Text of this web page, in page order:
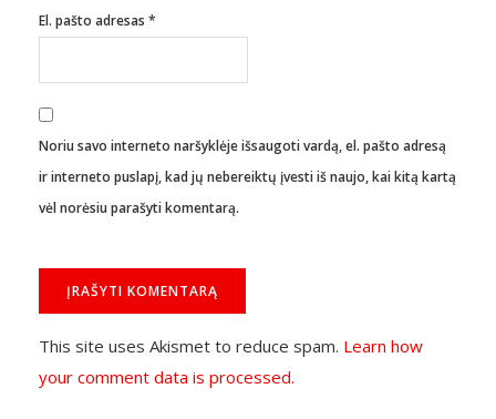
El. pašto adresas *
Noriu savo interneto naršyklėje išsaugoti vardą, el. pašto adresą
ir interneto puslapį, kad jų nebereiktų įvesti iš naujo, kai kitą kartą
vėl norėsiu parašyti komentarą.
This site uses Akismet to reduce spam. Learn how
your comment data is processed.